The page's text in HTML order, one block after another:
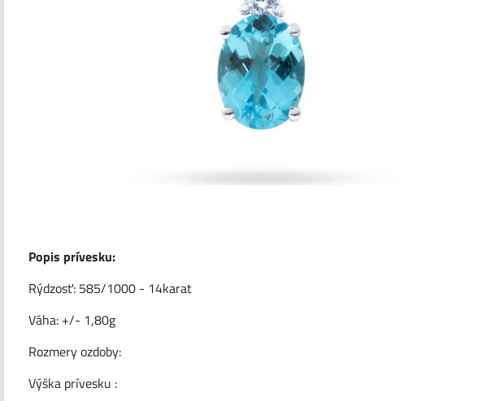
Popis prívesku:
Rýdzosť: 585/1000 - 14karat
Váha: +/- 1,80g
Rozmery ozdoby:
Výška prívesku :